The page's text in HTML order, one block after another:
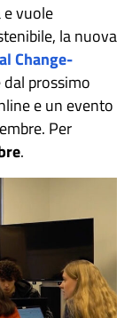
vuole
la nuova
Change-
prossimo
e un evento
Per
.